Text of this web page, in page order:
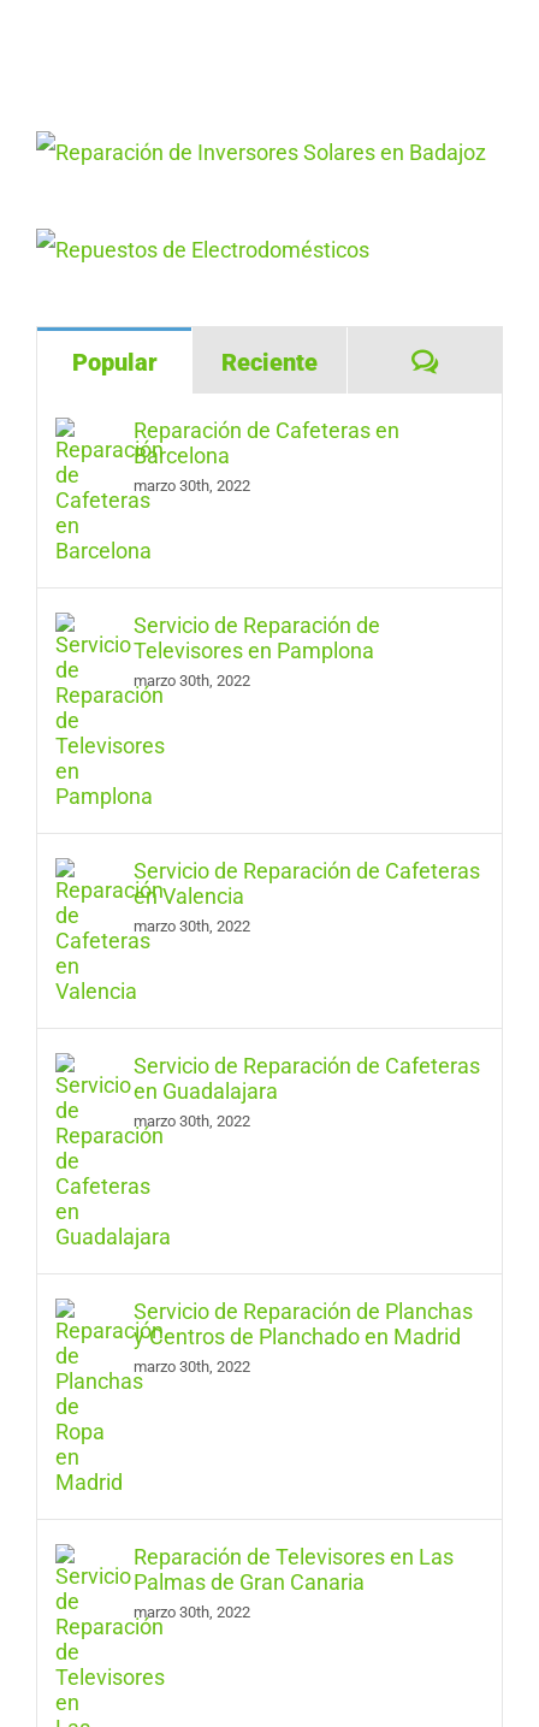
Popular Reciente
Reparación de Cafeteras en
Barcelona
marzo 30th, 2022
Servicio de Reparación de
Televisores en Pamplona
marzo 30th, 2022
Servicio de Reparación de Cafeteras
en Valencia
marzo 30th, 2022
Servicio de Reparación de Cafeteras
en Guadalajara
marzo 30th, 2022
Servicio de Reparación de Planchas
y Centros de Planchado en Madrid
marzo 30th, 2022
Reparación de Televisores en Las
Palmas de Gran Canaria
marzo 30th, 2022